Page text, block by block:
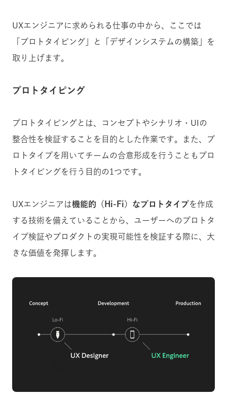
UXエンジニアに求められる仕事の中から、ここでは
「プロトタイピング」と「デザインシステムの構築」を
取り上げます。
プロトタイピング
プロトタイピングとは、コンセプトやシナリオ・UIの
整合性を検証することを目的とした作業です。また、プ
ロトタイプを用いてチームの合意形成を行うこともプロ
トタイピングを行う目的の1つです。
UXエンジニアは機能的（Hi-Fi）なプロトタイプを作成
する技術を備えていることから、ユーザーへのプロトタ
イプ検証やプロダクトの実現可能性を検証する際に、大
きな価値を発揮します。